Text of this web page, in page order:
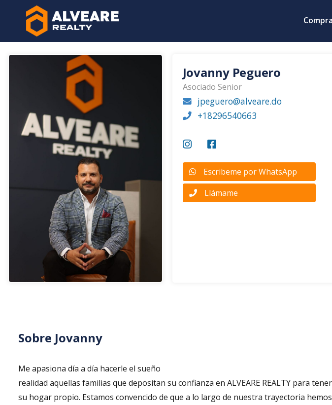
Compra
Jovanny Peguero
Asociado Senior
jpeguero@alveare.do
+18296540663
Escribeme por WhatsApp
Llámame
Sobre Jovanny
Me apasiona día a día hacerle el sueño
realidad aquellas familias que depositan su confianza en ALVEARE REALTY para
su hogar propio. Estamos convencido de que a lo largo de nuestra trayectoria